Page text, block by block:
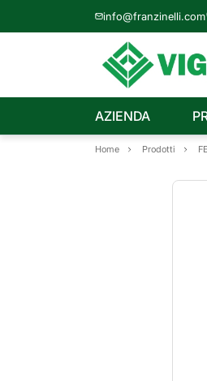
info@franzinelli.com
AZIENDA
Home Prodotti